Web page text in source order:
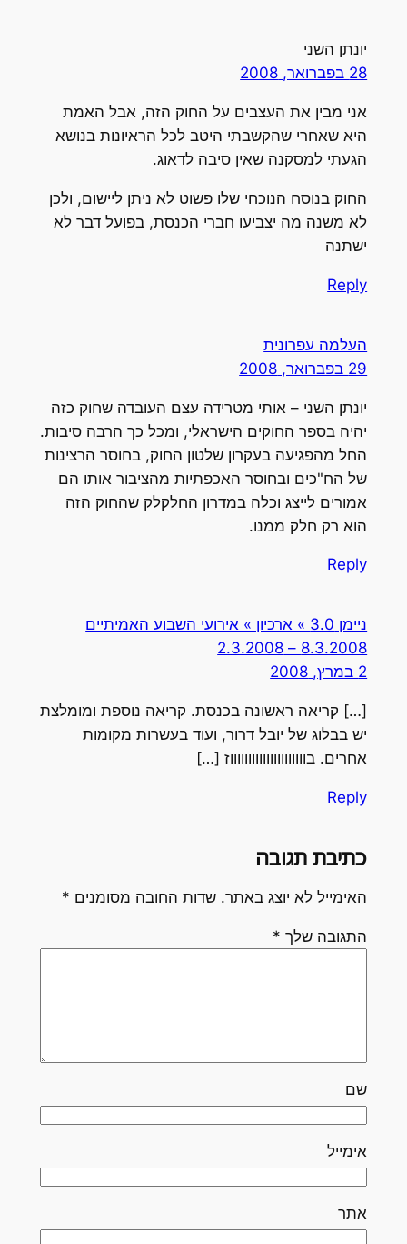
יונתן השני
28 בפברואר, 2008
אני מבין את העצבים על החוק הזה, אבל האמת
היא שאחרי שהקשבתי היטב לכל הראיונות בנושא
הגעתי למסקנה שאין סיבה לדאוג.
החוק בנוסח הנוכחי שלו פשוט לא ניתן ליישום, ולכן
לא משנה מה יצביעו חברי הכנסת, בפועל דבר לא
ישתנה
Reply
העלמה עפרונית
29 בפברואר, 2008
יונתן השני – אותי מטרידה עצם העובדה שחוק כזה
יהיה בספר החוקים הישראלי, ומכל כך הרבה סיבות.
החל מהפגיעה בעקרון שלטון החוק, בחוסר הרצינות
של הח"כים ובחוסר האכפתיות מהציבור אותו הם
אמורים לייצג וכלה במדרון החלקלק שהחוק הזה
הוא רק חלק ממנו.
Reply
ניימן 3.0 » ארכיון » אירועי השבוע האמיתיים
8.3.2008 – 2.3.2008
2 במרץ, 2008
[…] קריאה ראשונה בכנסת. קריאה נוספת ומומלצת
יש בבלוג של יובל דרור, ועוד בעשרות מקומות
אחרים. בוווווווווווווווווווווז […]
Reply
כתיבת תגובה
האימייל לא יוצג באתר. שדות החובה מסומנים *
התגובה שלך *
שם
אימייל
אתר